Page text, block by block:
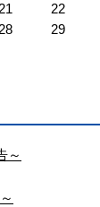
21
22
28
29
～